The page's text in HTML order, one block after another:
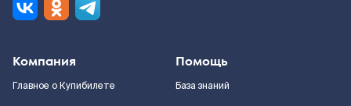
Компания
Главное о Купибилете
Помощь
База знаний